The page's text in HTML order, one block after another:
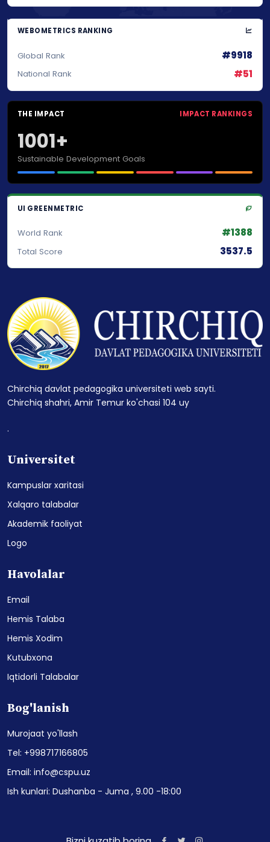
WEBOMETRICS RANKING
Global Rank #9918
National Rank #51
THE IMPACT IMPACT RANKINGS
1001+
Sustainable Development Goals
UI GREENMETRIC
World Rank #1388
Total Score 3537.5
Chirchiq davlat pedagogika universiteti web sayti.
Chirchiq shahri, Amir Temur ko'chasi 104 uy
.
Universitet
Kampuslar xaritasi
Xalqaro talabalar
Akademik faoliyat
Logo
Havolalar
Email
Hemis Talaba
Hemis Xodim
Kutubxona
Iqtidorli Talabalar
Bog'lanish
Murojaat yo'llash
Tel: +998717166805
Email: info@cspu.uz
Ish kunlari: Dushanba - Juma , 9.00 -18:00